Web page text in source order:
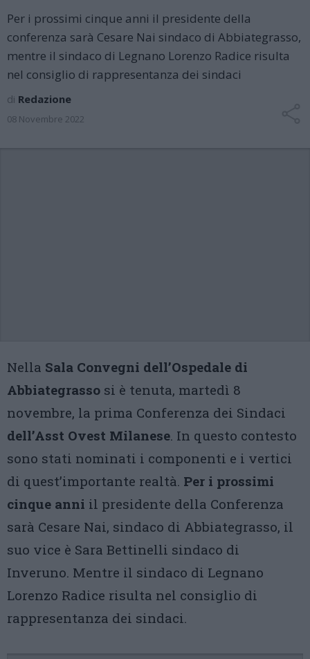
Per i prossimi cinque anni il presidente della
conferenza sarà Cesare Nai sindaco di Abbiategrasso,
mentre il sindaco di Legnano Lorenzo Radice risulta
nel consiglio di rappresentanza dei sindaci
di Redazione
08 Novembre 2022
Nella Sala Convegni dell’Ospedale di
Abbiategrasso si è tenuta, martedì 8
novembre, la prima Conferenza dei Sindaci
dell’Asst Ovest Milanese. In questo contesto
sono stati nominati i componenti e i vertici
di quest’importante realtà. Per i prossimi
cinque anni il presidente della Conferenza
sarà Cesare Nai, sindaco di Abbiategrasso, il
suo vice è Sara Bettinelli sindaco di
Inveruno. Mentre il sindaco di Legnano
Lorenzo Radice risulta nel consiglio di
rappresentanza dei sindaci.